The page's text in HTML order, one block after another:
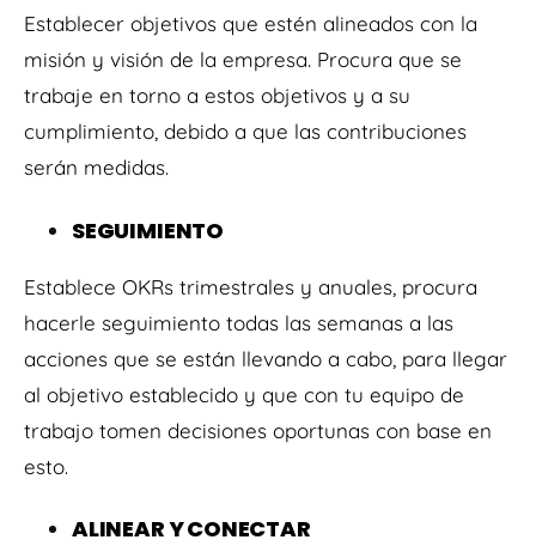
Establecer objetivos que estén alineados con la
misión y visión de la empresa. Procura que se
trabaje en torno a estos objetivos y a su
cumplimiento, debido a que las contribuciones
serán medidas.
SEGUIMIENTO
Establece OKRs trimestrales y anuales, procura
hacerle seguimiento todas las semanas a las
acciones que se están llevando a cabo, para llegar
al objetivo establecido y que con tu equipo de
trabajo tomen decisiones oportunas con base en
esto.
ALINEAR Y CONECTAR